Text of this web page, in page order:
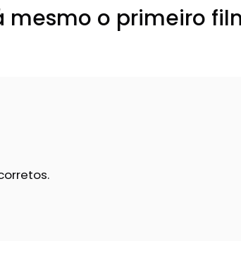
mesmo o primeiro